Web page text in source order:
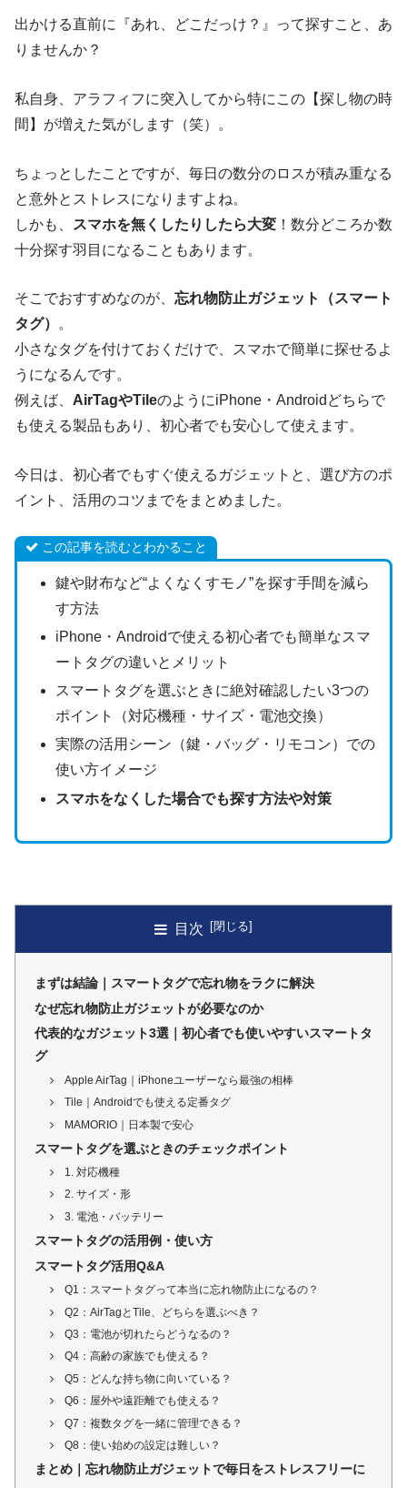
出かける直前に『あれ、どこだっけ？』って探すこと、あ
りませんか？
私自身、アラフィフに突入してから特にこの【探し物の時
間】が増えた気がします（笑）。
ちょっとしたことですが、毎日の数分のロスが積み重なる
と意外とストレスになりますよね。
しかも、
スマホを無くしたりしたら大変 ！数分どころか数
十分探す羽目になることもあります。
そこでおすすめなのが、 忘れ物防止ガジェット（スマート
タグ）
。
小さなタグを付けておくだけで、スマホで簡単に探せるよ
うになるんです。
例えば、 AirTagやTileのようにiPhone・Androidどちらで
も使える製品もあり、初心者でも安心して使えます。
今日は、初心者でもすぐ使えるガジェットと、選び方のポ
イント、活用のコツまでをまとめました。
この記事を読むとわかること
鍵や財布など“よくなくすモノ”を探す手間を減ら
す方法
iPhone・Androidで使える初心者でも簡単なスマ
ートタグの違いとメリット
スマートタグを選ぶときに絶対確認したい3つの
ポイント（対応機種・サイズ・電池交換）
実際の活用シーン（鍵・バッグ・リモコン）での
使い方イメージ
スマホをなくした場合でも探す方法や対策
目次
まずは結論｜スマートタグで忘れ物をラクに解決
なぜ忘れ物防止ガジェットが必要なのか
代表的なガジェット3選｜初心者でも使いやすいスマートタ
グ
Apple AirTag｜iPhoneユーザーなら最強の相棒
Tile｜Androidでも使える定番タグ
MAMORIO｜日本製で安心
スマートタグを選ぶときのチェックポイント
1. 対応機種
2. サイズ・形
3. 電池・バッテリー
スマートタグの活用例・使い方
スマートタグ活用Q&A
Q1：スマートタグって本当に忘れ物防止になるの？
Q2：AirTagとTile、どちらを選ぶべき？
Q3：電池が切れたらどうなるの？
Q4：高齢の家族でも使える？
Q5：どんな持ち物に向いている？
Q6：屋外や遠距離でも使える？
Q7：複数タグを一緒に管理できる？
Q8：使い始めの設定は難しい？
まとめ｜忘れ物防止ガジェットで毎日をストレスフリーに